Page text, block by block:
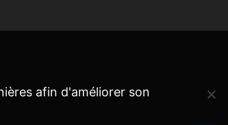
afin d'améliorer son